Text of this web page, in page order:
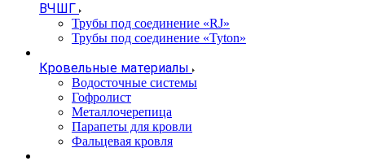
ВЧШГ
Трубы под соединение «RJ»
Трубы под соединение «Tyton»
Кровельные материалы
Водосточные системы
Гофролист
Металлочерепица
Парапеты для кровли
Фальцевая кровля